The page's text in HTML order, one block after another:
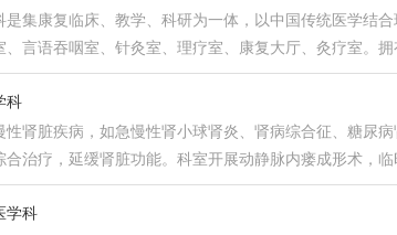
集康复临床、教学、科研为一体，以中国传统医学结
言语吞咽室、针灸室、理疗室、康复大厅、灸疗室。
科
肾脏疾病，如急慢性肾小球肾炎、肾病综合征、糖尿
治疗，延缓肾脏功能。科室开展动静脉内瘘成形术，
学科